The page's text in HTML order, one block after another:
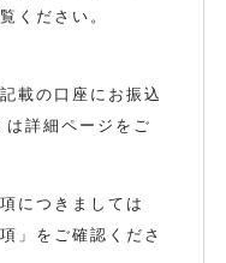
ください。
載の口座にお振込
詳細ページをご
につきましては
」をご確認くださ